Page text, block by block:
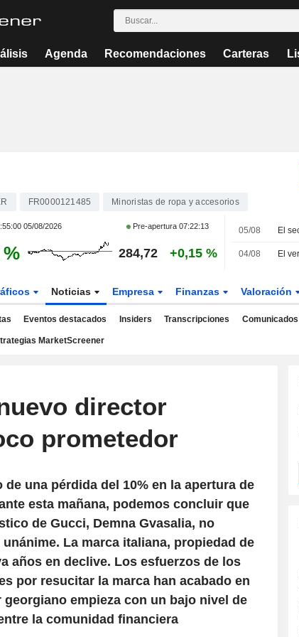
Agenda Recomendaciones Carteras
FR0000121485 Minoristas de ropa y accesorios
05/08/2026 Pre-apertura07:22:13
% 284,72 +0,15 %
05/08
04/08
Noticias Empresa Finanzas Valoración
Eventos destacados Insiders Transcripciones Comunicados
MarketScreener
director
prometedor
una pérdida del 10% en la apertura de
esta mañana, podemos concluir que
de Gucci, Demna Gvasalia, no
La marca italiana, propiedad de
años en declive. Los esfuerzos de los
por resucitar la marca han acabado en
empieza con un bajo nivel de
la comunidad financiera